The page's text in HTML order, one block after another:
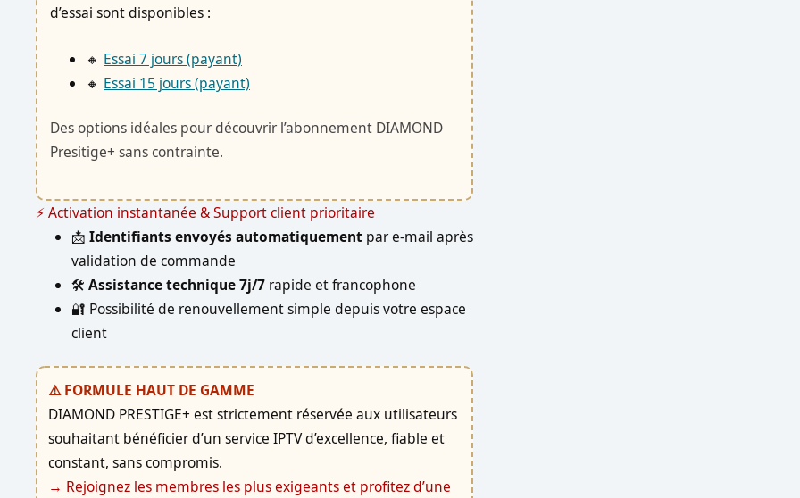
d’essai sont disponibles :
🔸 Essai 7 jours (payant)
🔸 Essai 15 jours (payant)
Des options idéales pour découvrir l’abonnement DIAMOND
Presitige+ sans contrainte.
⚡ Activation instantanée & Support client prioritaire
📩 Identifiants envoyés automatiquement par e-mail après
validation de commande
🛠️ Assistance technique 7j/7 rapide et francophone
🔐 Possibilité de renouvellement simple depuis votre espace
client
⚠️ FORMULE HAUT DE GAMME
DIAMOND PRESTIGE+ est strictement réservée aux utilisateurs
souhaitant bénéficier d’un service IPTV d’excellence, fiable et
constant, sans compromis.
→ Rejoignez les membres les plus exigeants et profitez d’une